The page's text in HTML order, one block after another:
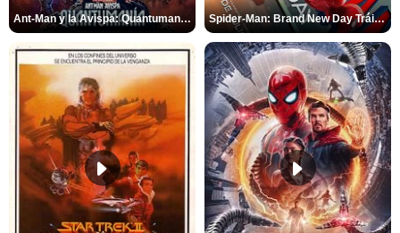
Ant-Man y la Avispa: Quantumanía Tráiler (2) Spider-Man: Brand New Day Tráiler (3)